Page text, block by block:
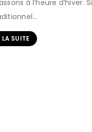
à l’heure d’hiver. Si
LA SUITE